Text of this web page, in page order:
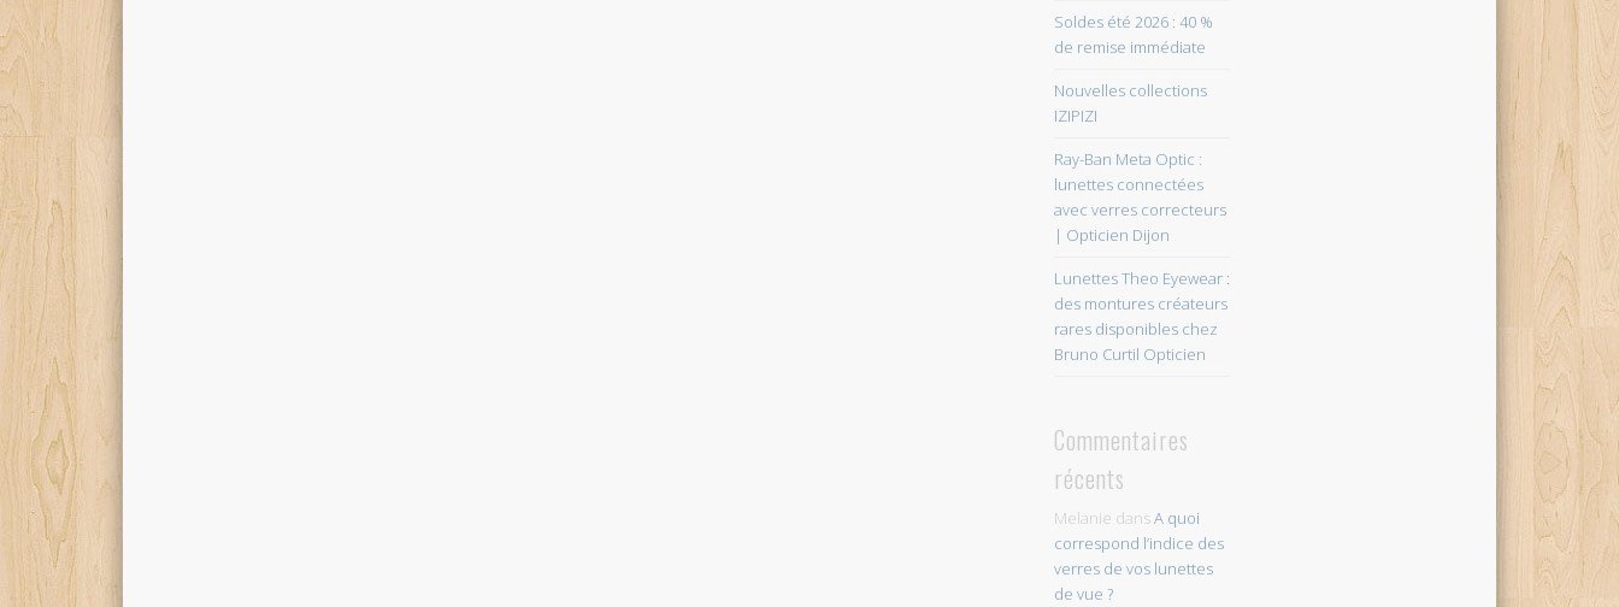
Soldes été 2026 : 40 %
de remise immédiate
Nouvelles collections
IZIPIZI
Ray-Ban Meta Optic :
lunettes connectées
avec verres correcteurs
| Opticien Dijon
Lunettes Theo Eyewear :
des montures créateurs
rares disponibles chez
Bruno Curtil Opticien
Commentaires
récents
Melanie dansA quoi
correspond l’indice des
verres de vos lunettes
de vue ?